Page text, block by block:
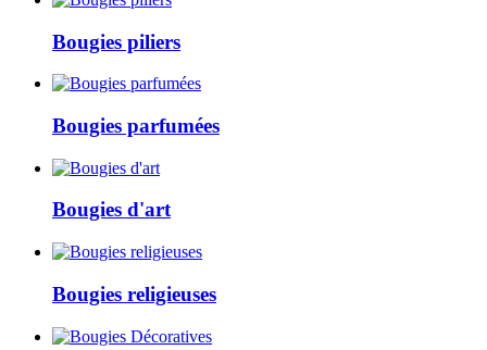
Bougies piliers
Bougies parfumées
Bougies d'art
Bougies religieuses